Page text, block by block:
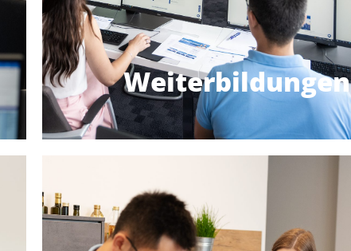
Weiterbildungen
Vielfältige
Weiterbildungen
die Kosten für dich.